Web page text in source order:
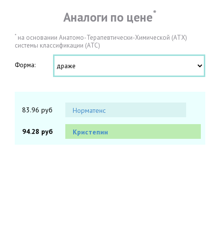
Аналоги по цене*
* на основании Анатомо-Терапевтически-Химической (АТХ)
системы классификации (АТС)
Форма:
83.96 руб Норматенс
94.28 руб Кристепин